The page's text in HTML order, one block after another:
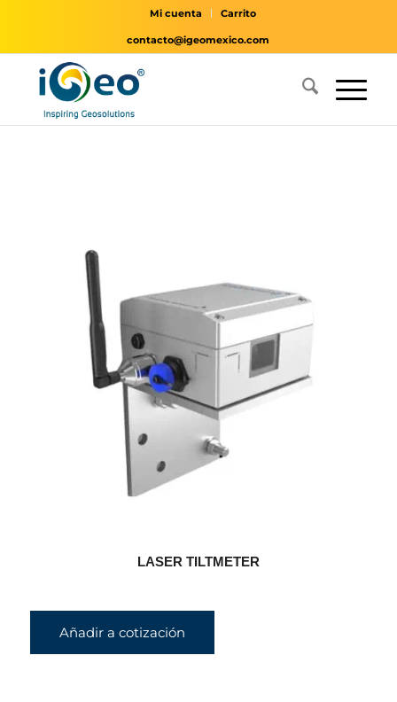
Mi cuenta Carrito
contacto@igeomexico.com
LASER TILTMETER
Añadir a cotización